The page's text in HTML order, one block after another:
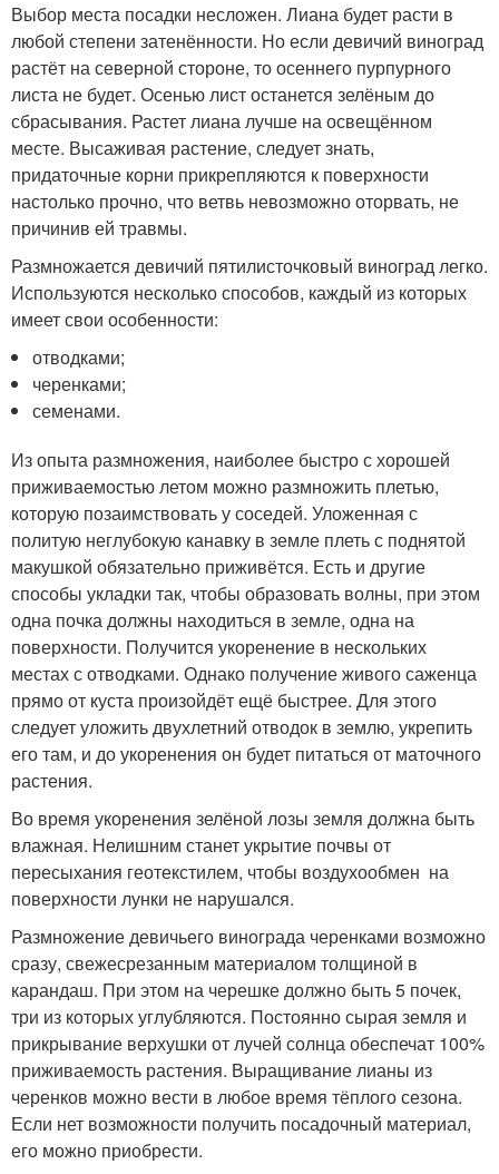
Выбор места посадки несложен. Лиана будет расти в
любой степени затенённости. Но если девичий виноград
растёт на северной стороне, то осеннего пурпурного
листа не будет. Осенью лист останется зелёным до
сбрасывания. Растет лиана лучше на освещённом
месте. Высаживая растение, следует знать,
придаточные корни прикрепляются к поверхности
настолько прочно, что ветвь невозможно оторвать, не
причинив ей травмы.
Размножается девичий пятилисточковый виноград легко.
Используются несколько способов, каждый из которых
имеет свои особенности:
отводками;
черенками;
семенами.
Из опыта размножения, наиболее быстро с хорошей
приживаемостью летом можно размножить плетью,
которую позаимствовать у соседей. Уложенная с
политую неглубокую канавку в земле плеть с поднятой
макушкой обязательно приживётся. Есть и другие
способы укладки так, чтобы образовать волны, при этом
одна почка должны находиться в земле, одна на
поверхности. Получится укоренение в нескольких
местах с отводками. Однако получение живого саженца
прямо от куста произойдёт ещё быстрее. Для этого
следует уложить двухлетний отводок в землю, укрепить
его там, и до укоренения он будет питаться от маточного
растения.
Во время укоренения зелёной лозы земля должна быть
влажная. Нелишним станет укрытие почвы от
пересыхания геотекстилем, чтобы воздухообмен на
поверхности лунки не нарушался.
Размножение девичьего винограда черенками возможно
сразу, свежесрезанным материалом толщиной в
карандаш. При этом на черешке должно быть 5 почек,
три из которых углубляются. Постоянно сырая земля и
прикрывание верхушки от лучей солнца обеспечат 100%
приживаемость растения. Выращивание лианы из
черенков можно вести в любое время тёплого сезона.
Если нет возможности получить посадочный материал,
его можно приобрести.